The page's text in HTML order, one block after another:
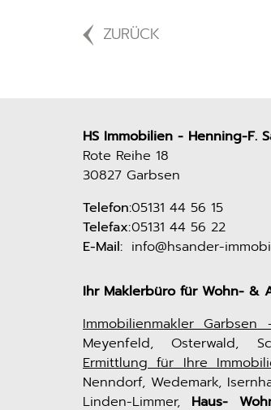
ZURÜCK
HS Immobilien - Henning-F.
Rote Reihe 18
30827 Garbsen
Telefon:05131 44 56 15
Telefax:05131 44 56 22
E-Mail: info@hsander-
Ihr Maklerbüro für Wohn- &
Immobilienmakler Garbsen
Meyenfeld, Osterwald,
Ermittlung für Ihre
Nenndorf, Wedemark,
Linden-Limmer, Haus-